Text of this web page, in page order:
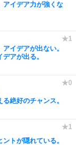
アイデア力が強くな
イデアが出ない。
アが出る。
絶好のチャンス。
トが隠れている。